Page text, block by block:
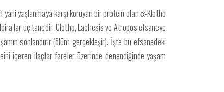
yaşlanmaya karşı koruyan bir protein olan α-Klotho
üç tanedir. Clotho, Lachesis ve Atropos efsaneye
sonlandırır (ölüm gerçekleşir). İşte bu efsanedeki
içeren ilaçlar fareler üzerinde denendiğinde yaşam